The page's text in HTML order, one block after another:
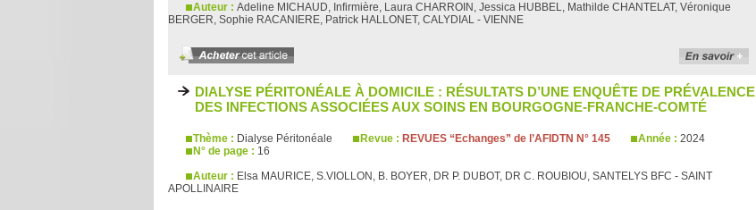
Auteur : Adeline MICHAUD, Infirmière, Laura CHARROIN, Jessica HUBBEL, Mathilde CHANTELAT, Véronique
BERGER, Sophie RACANIERE, Patrick HALLONET, CALYDIAL - VIENNE
DIALYSE PÉRITONÉALE À DOMICILE : RÉSULTATS D’UNE ENQUÊTE DE PRÉVALENCE
DES INFECTIONS ASSOCIÉES AUX SOINS EN BOURGOGNE-FRANCHE-COMTÉ
Thème : Dialyse Péritonéale Revue : REVUES “Echanges” de l’AFIDTN N° 145 Année : 2024
N° de page : 16
Auteur : Elsa MAURICE, S.VIOLLON, B. BOYER, DR P. DUBOT, DR C. ROUBIOU, SANTELYS BFC - SAINT
APOLLINAIRE